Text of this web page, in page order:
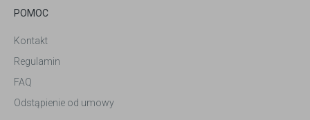
POMOC
Kontakt
Regulamin
FAQ
Odstąpienie od umowy